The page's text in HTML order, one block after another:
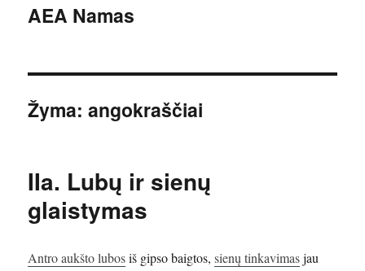
AEA Namas
Žyma:angokraščiai
IIa. Lubų ir sienų
glaistymas
Antro aukšto lubosiš gipso baigtos,sienų tinkavimasjau